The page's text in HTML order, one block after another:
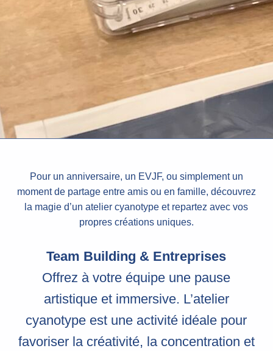
Pour un anniversaire, un EVJF, ou simplement un
moment de partage entre amis ou en famille, découvrez
la magie d’un atelier cyanotype et repartez avec vos
propres créations uniques.
Team Building & Entreprises
Offrez à votre équipe une pause
artistique et immersive. L’atelier
cyanotype est une activité idéale pour
favoriser la créativité, la concentration et